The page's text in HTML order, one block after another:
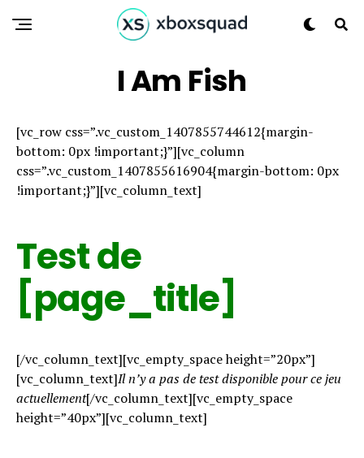
I Am Fish
[vc_row css=”.vc_custom_1407855744612{margin-
bottom: 0px !important;}”][vc_column
css=”.vc_custom_1407855616904{margin-bottom: 0px
!important;}”][vc_column_text]
Test de
[page_title]
[/vc_column_text][vc_empty_space height=”20px”]
[vc_column_text]Il n’y a pas de test disponible pour ce jeu
actuellement[/vc_column_text][vc_empty_space
height=”40px”][vc_column_text]